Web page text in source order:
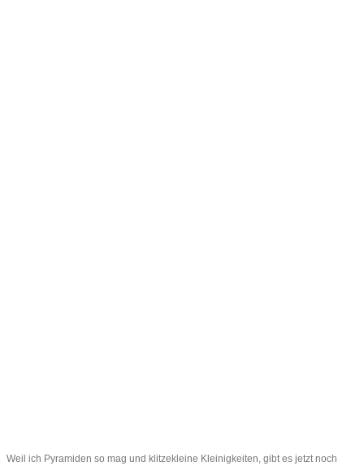
Weil ich Pyramiden so mag und klitzekleine Kleinigkeiten, gibt es jetzt noch